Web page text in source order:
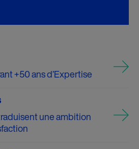
+50 ans d’Expertise
une ambition